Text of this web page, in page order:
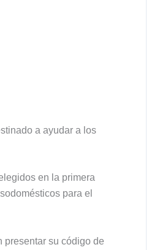
a ayudar a los
en la primera
para el
presentar su código de